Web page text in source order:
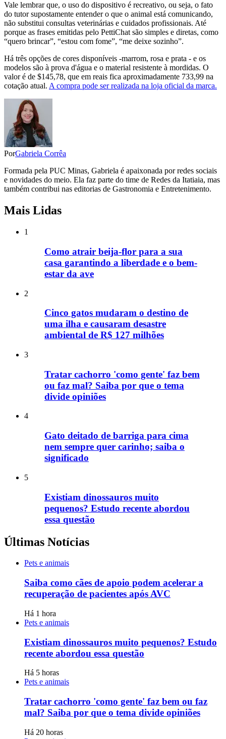
Vale lembrar que, o uso do dispositivo é recreativo, ou seja, o fato
do tutor supostamente entender o que o animal está comunicando,
não substitui consultas veterinárias e cuidados profissionais. Até
porque as frases emitidas pelo PettiChat são simples e diretas, como
“quero brincar”, “estou com fome”, “me deixe sozinho”.
Há três opções de cores disponíveis -marrom, rosa e prata - e os
modelos são à prova d'água e o material resistente à mordidas. O
valor é de $145,78, que em reais fica aproximadamente 733,99 na
cotação atual. A compra pode ser realizada na loja oficial da marca.
PorGabriela Corrêa
Formada pela PUC Minas, Gabriela é apaixonada por redes sociais
e novidades do meio. Ela faz parte do time de Redes da Itatiaia, mas
também contribui nas editorias de Gastronomia e Entretenimento.
Mais Lidas
1
Como atrair beija-flor para a sua
casa garantindo a liberdade e o bem-
estar da ave
2
Cinco gatos mudaram o destino de
uma ilha e causaram desastre
ambiental de R$ 127 milhões
3
Tratar cachorro 'como gente' faz bem
ou faz mal? Saiba por que o tema
divide opiniões
4
Gato deitado de barriga para cima
nem sempre quer carinho; saiba o
significado
5
Existiam dinossauros muito
pequenos? Estudo recente abordou
essa questão
Últimas Notícias
Pets e animais
Saiba como cães de apoio podem acelerar a
recuperação de pacientes após AVC
Há 1 hora
Pets e animais
Existiam dinossauros muito pequenos? Estudo
recente abordou essa questão
Há 5 horas
Pets e animais
Tratar cachorro 'como gente' faz bem ou faz
mal? Saiba por que o tema divide opiniões
Há 20 horas